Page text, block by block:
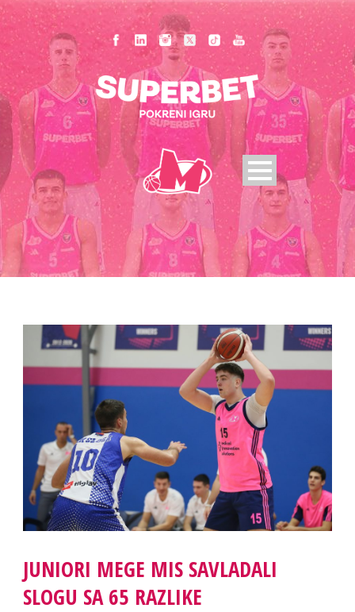
JUNIORI MEGE MIS SAVLADALI
SLOGU SA 65 RAZLIKE